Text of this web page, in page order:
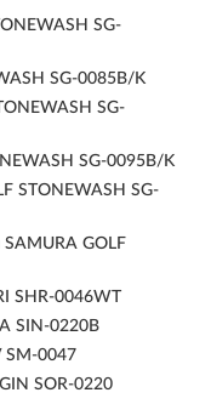
SG-
SG-0085B/K
SG-
SG-0095B/K
STONEWASH SG-
GOLF
SHR-0046WT
SIN-0220B
SM-0047
SOR-0220